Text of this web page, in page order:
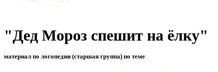
"Дед Мороз спешит на ёлку"
материал по логопедии (старшая группа) по теме